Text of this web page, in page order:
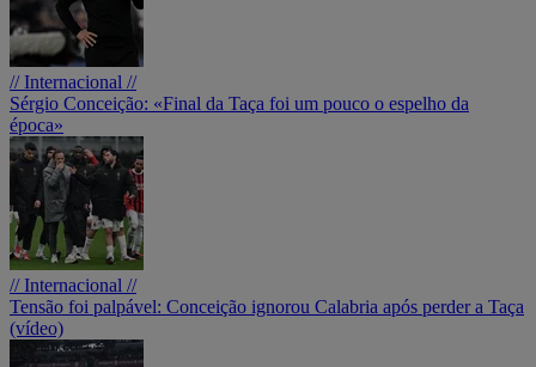
// Internacional //
Sérgio Conceição: «Final da Taça foi um pouco o espelho da
época»
// Internacional //
Tensão foi palpável: Conceição ignorou Calabria após perder a Taça
(vídeo)